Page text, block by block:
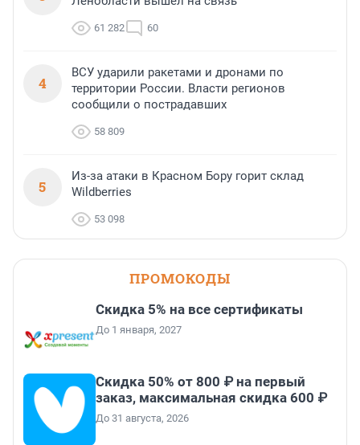
61 282 60
4
ВСУ ударили ракетами и дронами по
территории России. Власти регионов
сообщили о пострадавших
58 809
5
Из-за атаки в Красном Бору горит склад
Wildberries
53 098
ПРОМОКОДЫ
Скидка 5% на все сертификаты
До 1 января, 2027
Скидка 50% от 800 ₽ на первый
заказ, максимальная скидка 600 ₽
До 31 августа, 2026